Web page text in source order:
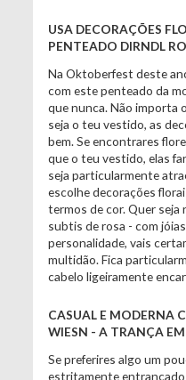
USA DECORAÇÕES
PENTEADO DIRNDL
Na Oktoberfest deste
com este penteado da
que nunca. Não importa
seja o teu vestido, as
bem. Se encontrares
que o teu vestido, elas
seja particularmente
escolhe decorações
termos de cor. Quer seja
subtis de rosa - com
personalidade, vais
multidão. Fica
cabelo ligeiramente
CASUAL E MODERNA
WIESN - A TRANÇA
Se preferires algo um
estritamente entrançado